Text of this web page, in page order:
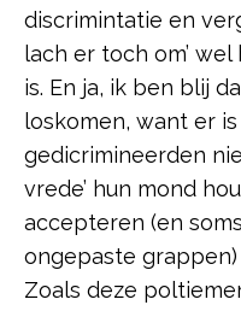
discrimintatie en
lach er toch om’
is. En ja, ik ben blij
loskomen, want er
gedicrimineerden
vrede’ hun mond
accepteren (en
ongepaste
Zoals deze